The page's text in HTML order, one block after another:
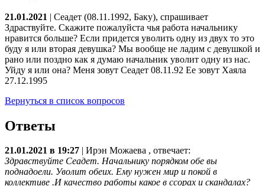
21.01.2021 | Сеадет (08.11.1992, Баку), спрашивает
Здраствуйте. Скажите пожалуйста чья работа начальнику
нравится больше? Если придется уволить одну из двух то это
буду я или вторая девушка? Мы вообще не ладим с девушкой и
рано или поздно как я думаю начальник уволит одну из нас.
Уйду я или она? Меня зовут Сеадет 08.11.92 Ее зовут Хаяла
27.12.1995
Вернуться в список вопросов
Ответы
21.01.2021 в 19:27 Ирэн Можаева , отвечает:
Здравствуйте Сеадет. Начальнику порядком обе вы
поднадоели. Уволит обеих. Ему нужен мир и покой в
коллективе .И качество работы какое в ссорах и скандалах?